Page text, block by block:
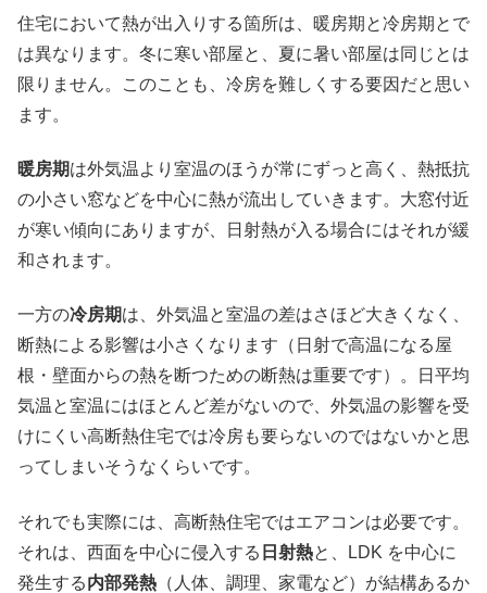
住宅において熱が出入りする箇所は、暖房期と冷房期とで
は異なります。冬に寒い部屋と、夏に暑い部屋は同じとは
限りません。このことも、冷房を難しくする要因だと思い
ます。
暖房期は外気温より室温のほうが常にずっと高く、熱抵抗
の小さい窓などを中心に熱が流出していきます。大窓付近
が寒い傾向にありますが、日射熱が入る場合にはそれが緩
和されます。
一方の冷房期は、外気温と室温の差はさほど大きくなく、
断熱による影響は小さくなります（日射で高温になる屋
根・壁面からの熱を断つための断熱は重要です）。日平均
気温と室温にはほとんど差がないので、外気温の影響を受
けにくい高断熱住宅では冷房も要らないのではないかと思
ってしまいそうなくらいです。
それでも実際には、高断熱住宅ではエアコンは必要です。
それは、西面を中心に侵入する 日射熱と、LDK を中心に
発生する内部発熱 （人体、調理、家電など）が結構あるか